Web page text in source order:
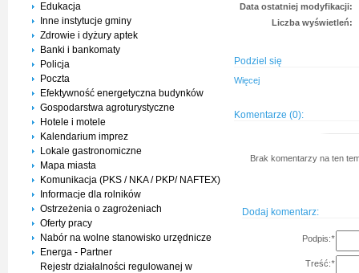
Edukacja
Inne instytucje gminy
Zdrowie i dyżury aptek
Banki i bankomaty
Policja
Poczta
Efektywność energetyczna budynków
Gospodarstwa agroturystyczne
Hotele i motele
Kalendarium imprez
Lokale gastronomiczne
Mapa miasta
Komunikacja (PKS / NKA / PKP/ NAFTEX)
Informacje dla rolników
Ostrzeżenia o zagrożeniach
Oferty pracy
Nabór na wolne stanowisko urzędnicze
Energa - Partner
Rejestr działalności regulowanej w
Data ostatniej modyfikacji:
Liczba wyświetleń:
Podziel się
Więcej
Komentarze (0):
Brak komentarzy na ten
Dodaj komentarz:
Podpis:*
Treść:*